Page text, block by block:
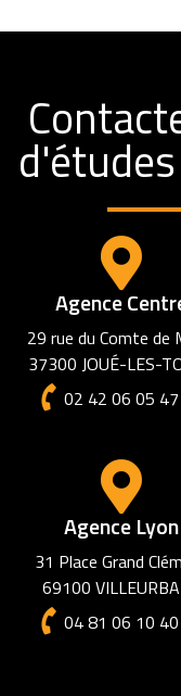
Agence
29 rue du Comte de
37300 JOUÉ-LES-
02 42 06 05 47
Agence Lyon
31 Place Grand
69100
04 81 06 10 40